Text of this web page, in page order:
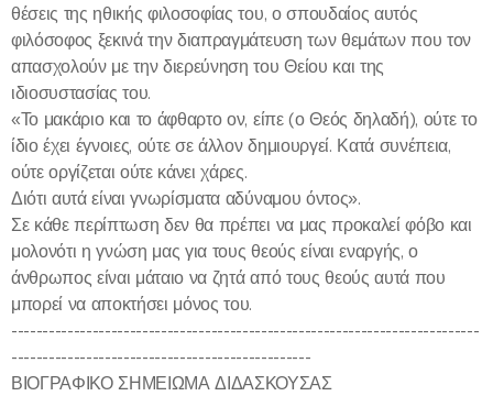
θέσεις της ηθικής φιλοσοφίας του, ο σπουδαίος αυτός
φιλόσοφος ξεκινά την διαπραγμάτευση των θεμάτων που τον
απασχολούν με την διερεύνηση του Θείου και της
ιδιοσυστασίας του.
«Το μακάριο και το άφθαρτο ον, είπε (ο Θεός δηλαδή), ούτε το
ίδιο έχει έγνοιες, ούτε σε άλλον δημιουργεί. Κατά συνέπεια,
ούτε οργίζεται ούτε κάνει χάρες.
Διότι αυτά είναι γνωρίσματα αδύναμου όντος».
Σε κάθε περίπτωση δεν θα πρέπει να μας προκαλεί φόβο και
μολονότι η γνώση μας για τους θεούς είναι εναργής, ο
άνθρωπος είναι μάταιο να ζητά από τους θεούς αυτά που
μπορεί να αποκτήσει μόνος του.
---------------------------------------------------------------------------
------------------------------------------------
ΒΙΟΓΡΑΦΙΚΟ ΣΗΜΕΙΩΜΑ ΔΙΔΑΣΚΟΥΣΑΣ